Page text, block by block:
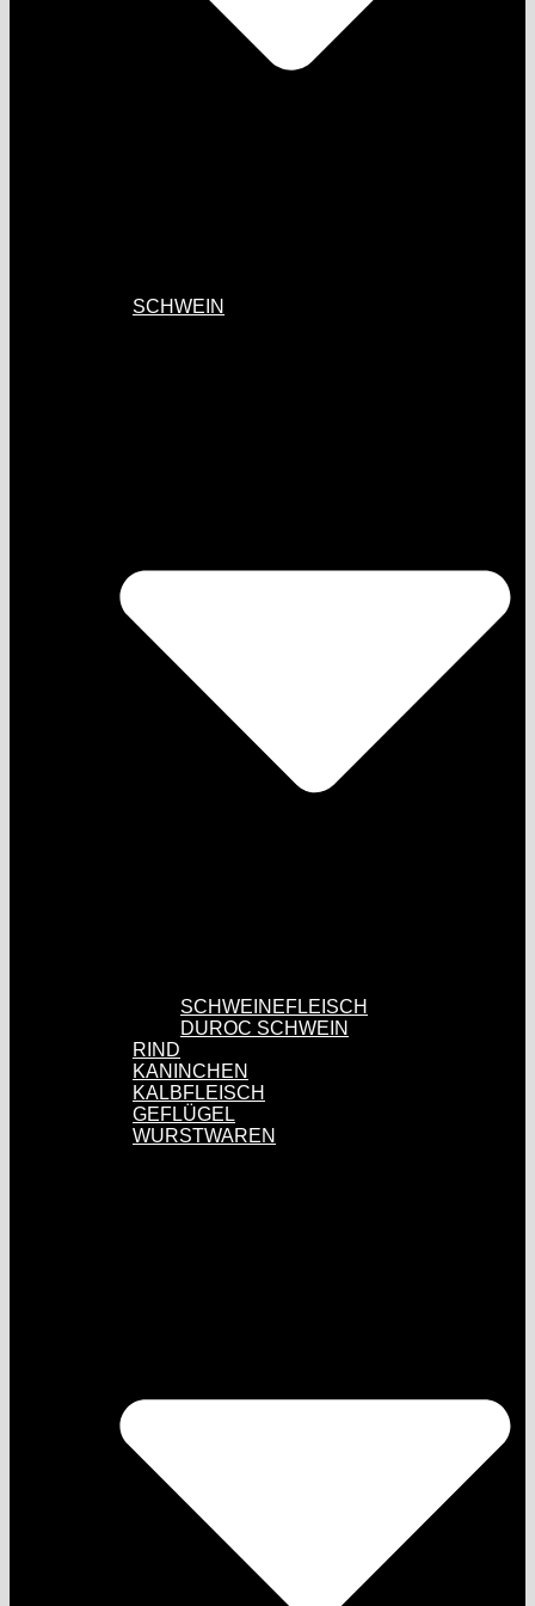
SCHWEIN
SCHWEINEFLEISCH
DUROC SCHWEIN
RIND
KANINCHEN
KALBFLEISCH
GEFLÜGEL
WURSTWAREN